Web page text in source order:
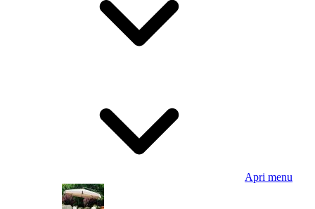
Apri menu